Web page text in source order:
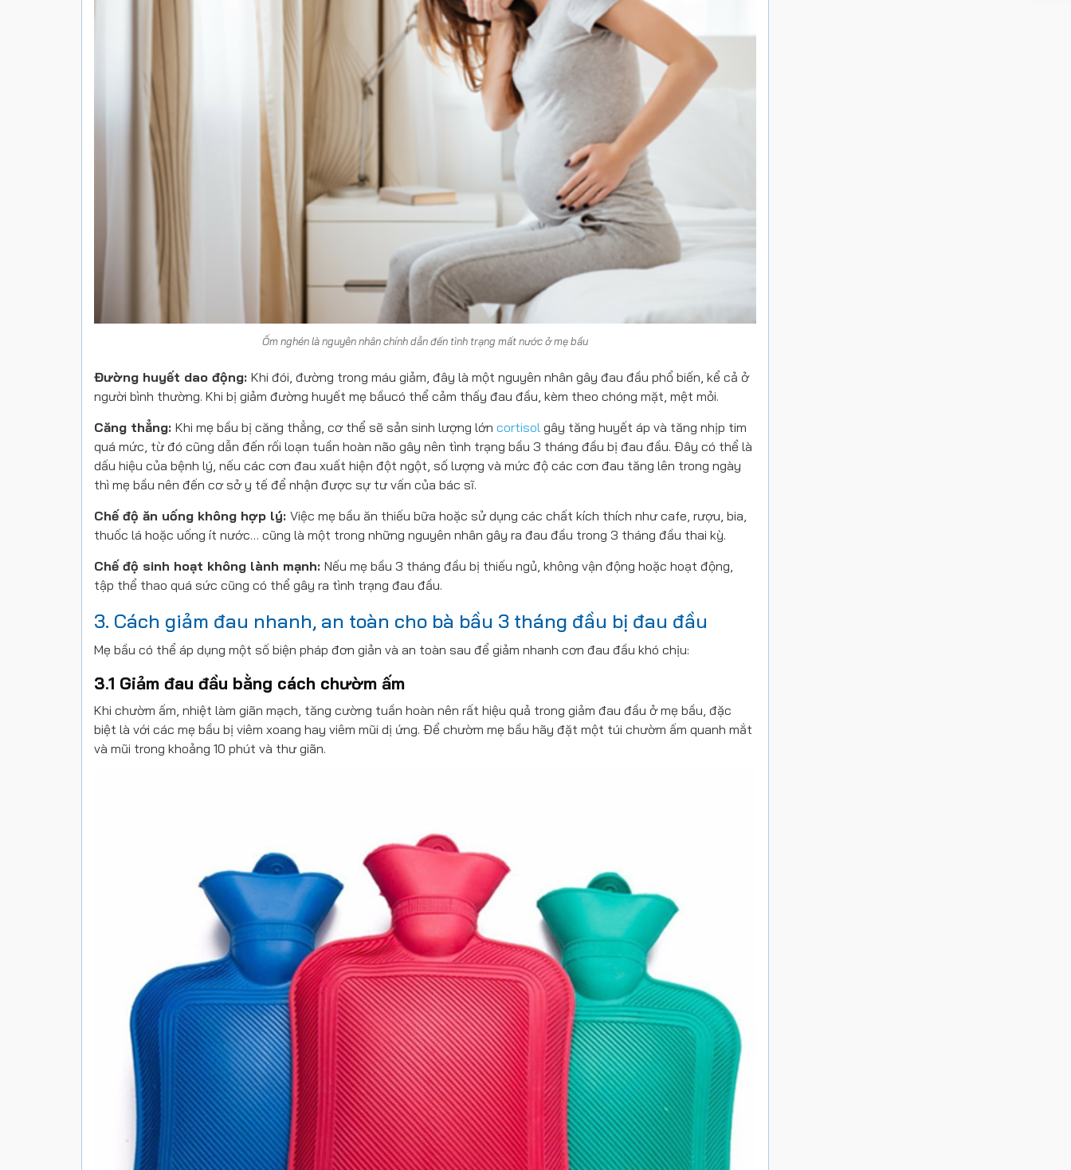
Ốm nghén là nguyên nhân chính dẫn đến tình trạng mất nước ở mẹ bầu
Đường huyết dao động: Khi đói, đường trong máu giảm, đây là một nguyên nhân gây đau đầu phổ biến, kể cả ở
người bình thường. Khi bị giảm đường huyết mẹ bầucó thể cảm thấy đau đầu, kèm theo chóng mặt, mệt mỏi.
Căng thẳng: Khi mẹ bầu bị căng thẳng, cơ thể sẽ sản sinh lượng lớn cortisol gây tăng huyết áp và tăng nhịp tim
quá mức, từ đó cũng dẫn đến rối loạn tuần hoàn não gây nên tình trạng bầu 3 tháng đầu bị đau đầu. Đây có thể là
dấu hiệu của bệnh lý, nếu các cơn đau xuất hiện đột ngột, số lượng và mức độ các cơn đau tăng lên trong ngày
thì mẹ bầu nên đến cơ sở y tế để nhận được sự tư vấn của bác sĩ.
Chế độ ăn uống không hợp lý: Việc mẹ bầu ăn thiếu bữa hoặc sử dụng các chất kích thích như cafe, rượu, bia,
thuốc lá hoặc uống ít nước… cũng là một trong những nguyên nhân gây ra đau đầu trong 3 tháng đầu thai kỳ.
Chế độ sinh hoạt không lành mạnh: Nếu mẹ bầu 3 tháng đầu bị thiếu ngủ, không vận động hoặc hoạt động,
tập thể thao quá sức cũng có thể gây ra tình trạng đau đầu.
3. Cách giảm đau nhanh, an toàn cho bà bầu 3 tháng đầu bị đau đầu
Mẹ bầu có thể áp dụng một số biện pháp đơn giản và an toàn sau để giảm nhanh cơn đau đầu khó chịu:
3.1 Giảm đau đầu bằng cách chườm ấm
Khi chườm ấm, nhiệt làm giãn mạch, tăng cường tuần hoàn nên rất hiệu quả trong giảm đau đầu ở mẹ bầu, đặc
biệt là với các mẹ bầu bị viêm xoang hay viêm mũi dị ứng. Để chườm mẹ bầu hãy đặt một túi chườm ấm quanh mắt
và mũi trong khoảng 10 phút và thư giãn.